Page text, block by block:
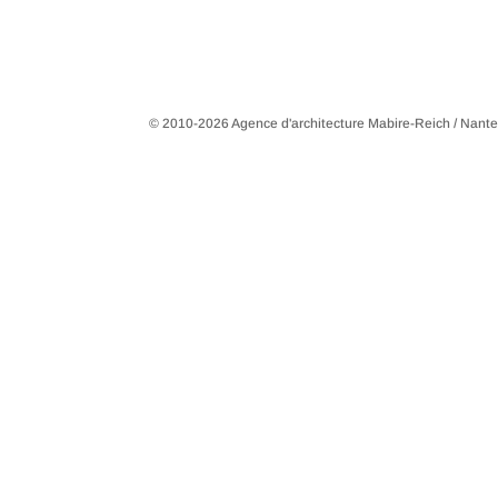
© 2010-2026 Agence d'architecture Mabire-Reich /